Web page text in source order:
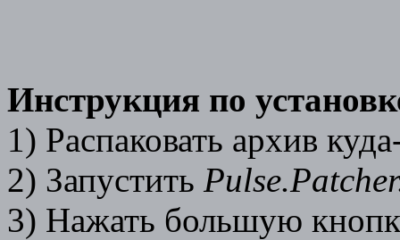
Инструкция по
1) Распаковать архив
2) Запустить
3) Нажать большую